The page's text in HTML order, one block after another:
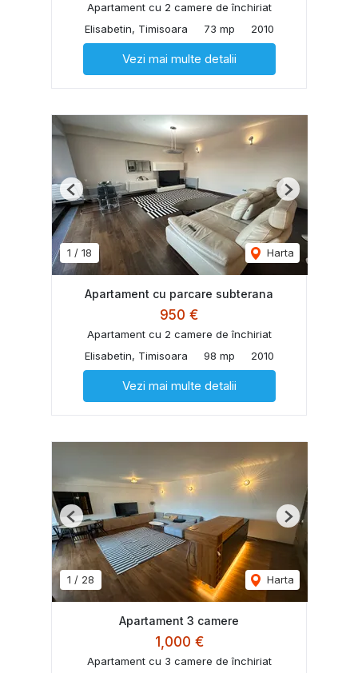
Apartament cu 2 camere de închiriat
Elisabetin, Timisoara
73 mp 2010
Vezi mai multe detalii
1 / 18 Harta
Previous Next
Apartament cu parcare subterana
950 €
Apartament cu 2 camere de închiriat
Elisabetin, Timisoara
98 mp 2010
Vezi mai multe detalii
1 / 28 Harta
Previous Next
Apartament 3 camere
1,000 €
Apartament cu 3 camere de închiriat